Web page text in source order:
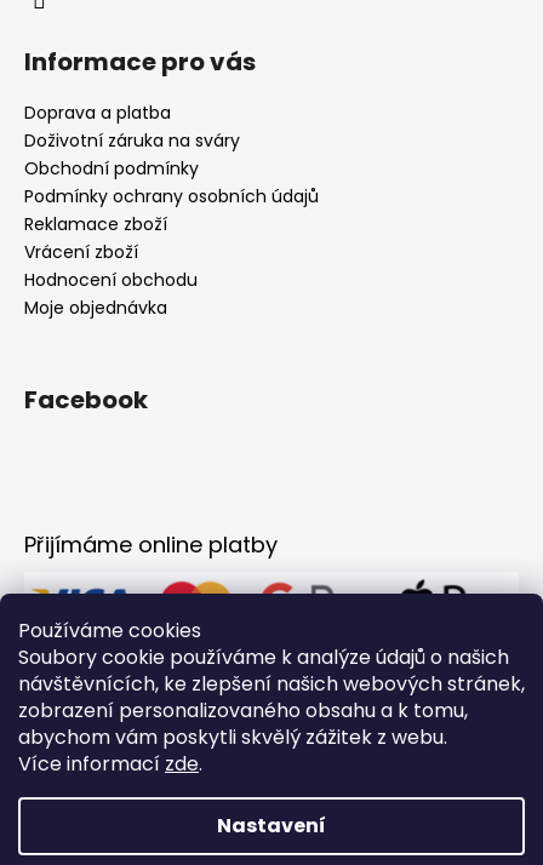
Používáme cookies
Soubory cookie používáme k analýze údajů o našich
návštěvnících, ke zlepšení našich webových stránek,
zobrazení personalizovaného obsahu a k tomu,
abychom vám poskytli skvělý zážitek z webu.
Více informací zde.
Nastavení
Informace pro vás
Doprava a platba
Doživotní záruka na sváry
Obchodní podmínky
Podmínky ochrany osobních údajů
Reklamace zboží
Vrácení zboží
Hodnocení obchodu
Moje objednávka
Facebook
Přijímáme online platby